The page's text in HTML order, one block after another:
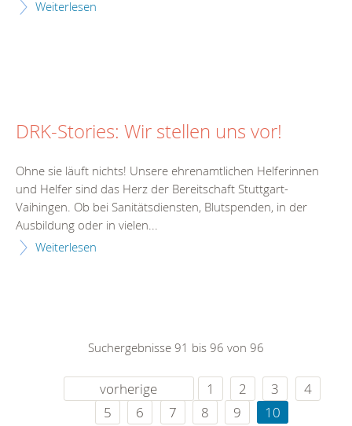
Weiterlesen
DRK-Stories: Wir stellen uns vor!
Ohne sie läuft nichts! Unsere ehrenamtlichen Helferinnen
und Helfer sind das Herz der Bereitschaft Stuttgart-
Vaihingen. Ob bei Sanitätsdiensten, Blutspenden, in der
Ausbildung oder in vielen...
Weiterlesen
Suchergebnisse 91 bis 96 von 96
vorherige 1 2 3
4
5
6 7 8 9 10